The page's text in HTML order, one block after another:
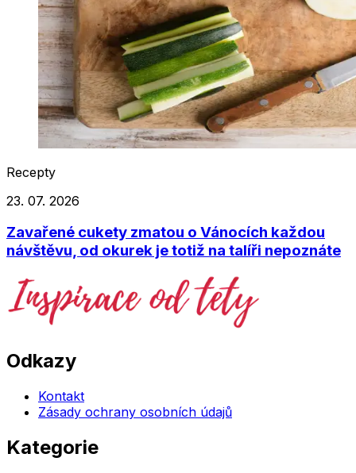
Recepty
23. 07. 2026
Zavařené cukety zmatou o Vánocích každou
návštěvu, od okurek je totiž na talíři nepoznáte
Odkazy
Kontakt
Zásady ochrany osobních údajů
Kategorie